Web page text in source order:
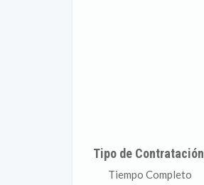
Tipo de Contratación
Tiempo Completo